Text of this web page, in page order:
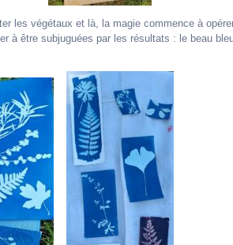
les végétaux et là, la magie commence à
à être subjuguées par les résultats : le beau